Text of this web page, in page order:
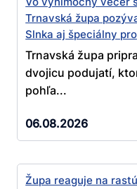
Trnavská župa
Slnka aj špeciálny
Trnavská župa
dvojicu podujatí,
pohľa...
06.08.2026
Župa reaguje na